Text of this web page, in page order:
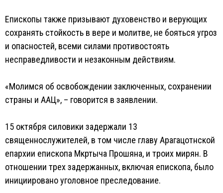
Епископы также призывают духовенство и верующих
сохранять стойкость в вере и молитве, не бояться угроз
и опасностей, всеми силами противостоять
несправедливости и незаконным действиям.
«Молимся об освобождении заключенных, сохранении
страны и ААЦ», – говорится в заявлении.
15 октября силовики задержали 13
священнослужителей, в том числе главу Арагацотнской
епархии епископа Мкртыча Прошяна, и троих мирян. В
отношении трех задержанных, включая епископа, было
инициировано уголовное преследование.